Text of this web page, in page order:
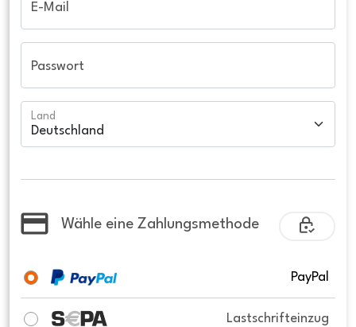
E-Mail
Passwort
Land
Wähle eine Zahlungsmethode
PayPal
Lastschrifteinzug